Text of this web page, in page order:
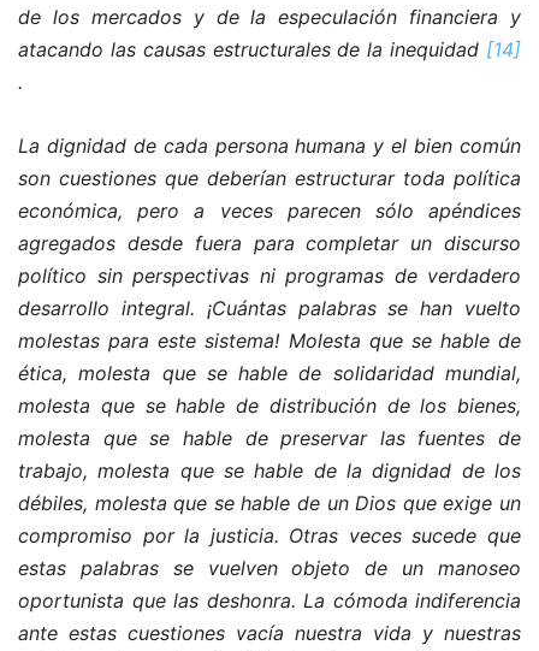
de los mercados y de la especulación financiera y
atacando las causas estructurales de la inequidad [14]
.
La dignidad de cada persona humana y el bien común
son cuestiones que deberían estructurar toda política
económica, pero a veces parecen sólo apéndices
agregados desde fuera para completar un discurso
político sin perspectivas ni programas de verdadero
desarrollo integral. ¡Cuántas palabras se han vuelto
molestas para este sistema! Molesta que se hable de
ética, molesta que se hable de solidaridad mundial,
molesta que se hable de distribución de los bienes,
molesta que se hable de preservar las fuentes de
trabajo, molesta que se hable de la dignidad de los
débiles, molesta que se hable de un Dios que exige un
compromiso por la justicia. Otras veces sucede que
estas palabras se vuelven objeto de un manoseo
oportunista que las deshonra. La cómoda indiferencia
ante estas cuestiones vacía nuestra vida y nuestras